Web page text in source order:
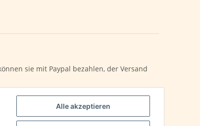
sie mit Paypal bezahlen, der Versand
Alle akzeptieren